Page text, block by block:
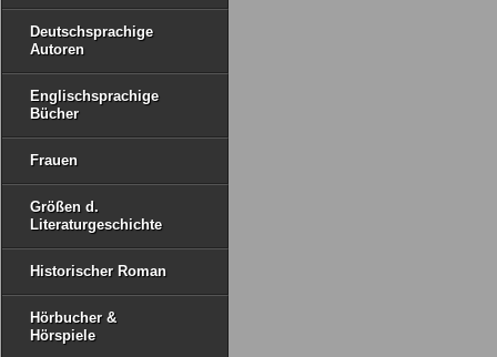
Deutschsprachige
Autoren
Englischsprachige
Bücher
Frauen
Größen d.
Literaturgeschichte
Historischer Roman
Hörbucher &
Hörspiele